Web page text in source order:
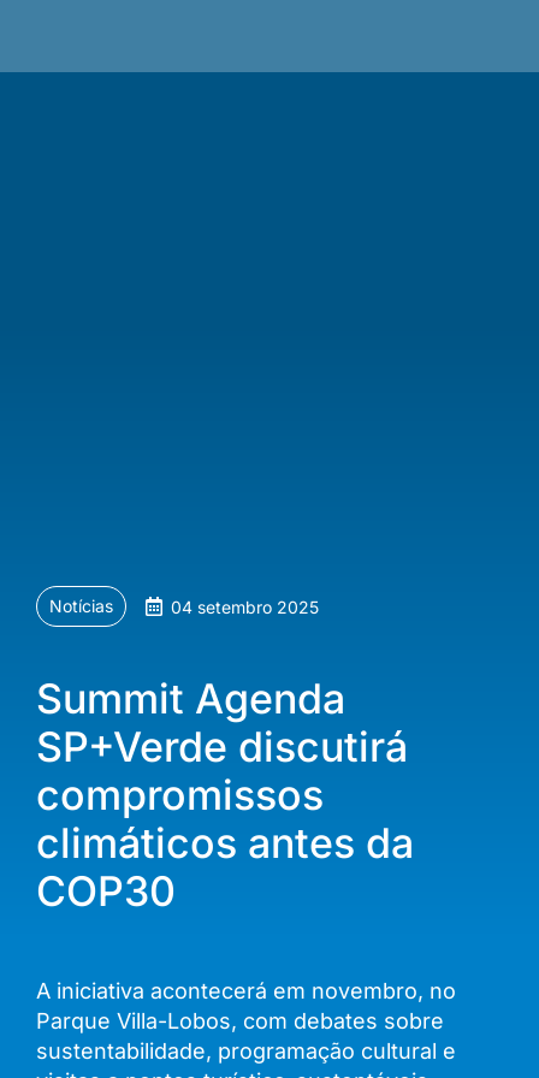
Notícias 04 setembro 2025
Summit Agenda
SP+Verde discutirá
compromissos
climáticos antes da
COP30
A iniciativa acontecerá em novembro, no
Parque Villa-Lobos, com debates sobre
sustentabilidade, programação cultural e